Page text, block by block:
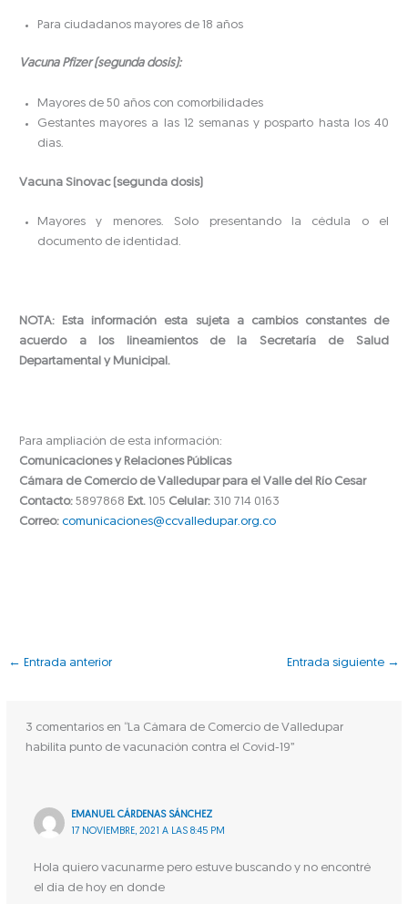
Para ciudadanos mayores de 18 años
Vacuna Pfizer (segunda dosis):
Mayores de 50 años con comorbilidades
Gestantes mayores a las 12 semanas y posparto hasta los 40
días.
Vacuna Sinovac (segunda dosis)
Mayores y menores. Solo presentando la cédula o el
documento de identidad.
NOTA: Esta información esta sujeta a cambios constantes de
acuerdo a los lineamientos de la Secretaría de Salud
Departamental y Municipal.
Para ampliación de esta información:
Comunicaciones y Relaciones Públicas
Cámara de Comercio de Valledupar para el Valle del Río Cesar
Contacto: 5897868 Ext. 105 Celular: 310 714 0163
Correo: comunicaciones@ccvalledupar.org.co
← Entrada anterior Entrada siguiente →
3 comentarios en “La Cámara de Comercio de Valledupar
habilita punto de vacunación contra el Covid-19”
EMANUEL CÁRDENAS SÁNCHEZ
17 NOVIEMBRE, 2021 A LAS 8:45 PM
Hola quiero vacunarme pero estuve buscando y no encontré
el día de hoy en donde